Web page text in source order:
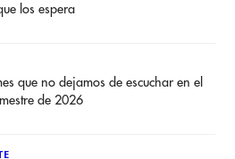
los espera
que no dejamos de escuchar en el
de 2026